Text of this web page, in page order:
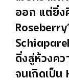
ออก แต่ยิ่ง
ดิ่งสู่ห้วงคว
จนเกิดเป็น